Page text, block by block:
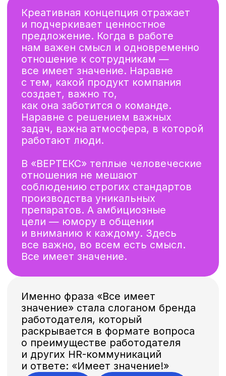
компании. Создали для него
креативную и визуальную
концепции.
[ ЕКАТЕРИНА СКВОРЦОВА ]
Умеет мастерски сочетать пользу
и креатив: яркие коммуникационные
кампании с измеримым бизнес-
Руководитель проектов